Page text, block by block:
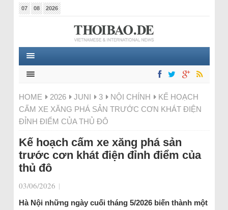
07 08 2026
HOME 2026 JUNI 3 NỘI CHÍNH
KẾ HOẠCH
CẤM XE XĂNG PHÁ SẢN TRƯỚC CƠN KHÁT ĐIỆN
ĐỈNH ĐIỂM CỦA THỦ ĐÔ
Kế hoạch cấm xe xăng phá sản
trước cơn khát điện đỉnh điểm của
thủ đô
03/06/2026 |
Hà Nội những ngày cuối tháng 5/2026 biến thành một